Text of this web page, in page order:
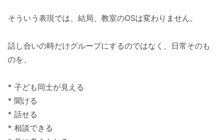
そういう表現では、結局、教室のOSは変わりません。
話し合いの時だけグループにするのではなく、日常そのも
のを、
* 子ども同士が見える
* 聞ける
* 話せる
* 相談できる